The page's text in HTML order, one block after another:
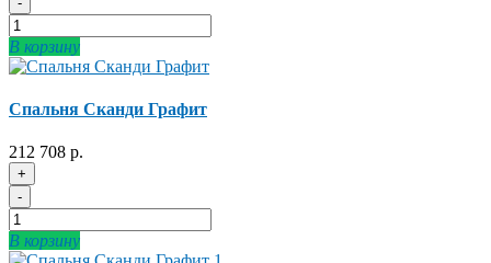
В корзину
Спальня Сканди Графит
212 708 р.
+
-
В корзину